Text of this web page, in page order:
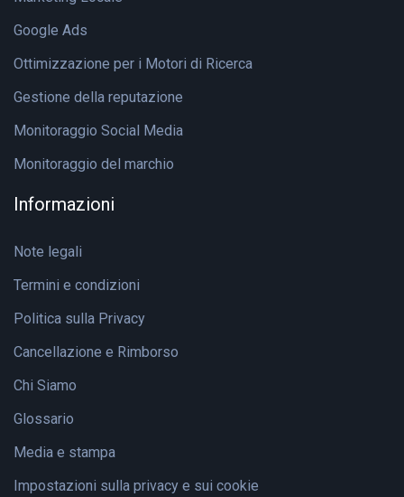
Google Ads
Ottimizzazione per i Motori di Ricerca
Gestione della reputazione
Monitoraggio Social Media
Monitoraggio del marchio
Informazioni
Note legali
Termini e condizioni
Politica sulla Privacy
Cancellazione e Rimborso
Chi Siamo
Glossario
Media e stampa
Impostazioni sulla privacy e sui cookie